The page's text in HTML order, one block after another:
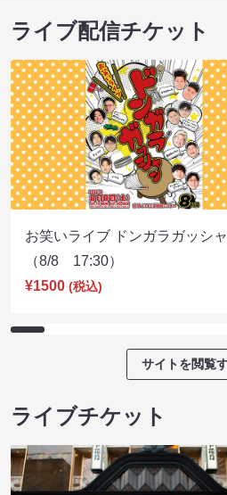
ライブ配信チケット
お笑いライブ ドンガラガッシ
（8/8 17:30）
¥1500 (税込)
サイトを閲覧
ライブチケット